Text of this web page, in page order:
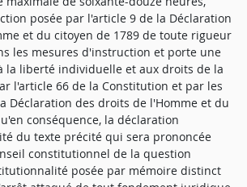
posée par l'article 9 de la Déclaration
et du citoyen de 1789 de toute rigueur
les mesures d'instruction et porte une
la liberté individuelle et aux droits de la
l'article 66 de la Constitution et par les
Déclaration des droits de l'Homme et du
conséquence, la déclaration
du texte précité qui sera prononcée
constitutionnel de la question
posée par mémoire distinct